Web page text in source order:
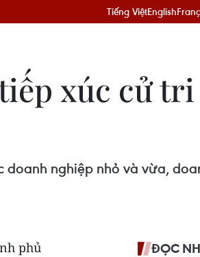
Tiếng ViệtEnglish
xúc cử
doanh nghiệp nhỏ và vừa,
phủ
ĐỌC